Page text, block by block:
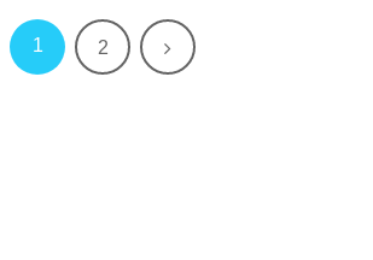
1 2 次